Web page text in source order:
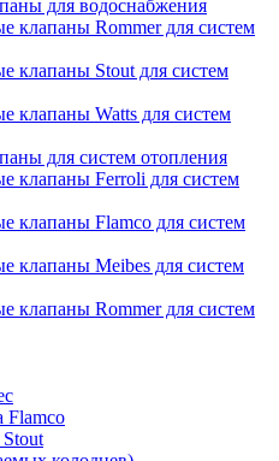
для водоснабжения
клапаны Rommer для систем
клапаны Stout для систем
клапаны Watts для систем
для систем отопления
клапаны Ferroli для систем
клапаны Flamco для систем
клапаны Meibes для систем
клапаны Rommer для систем
Flamco